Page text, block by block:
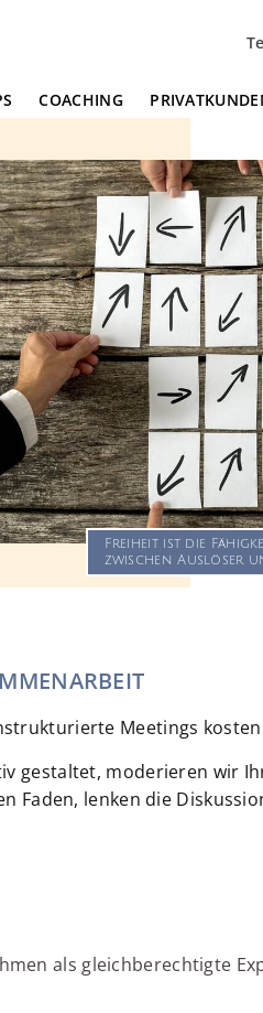
COACHING
Freiheit ist die
zwischen Auslöser
Meetings
gestaltet, moderieren wir
Faden, lenken die
als gleichberechtigte